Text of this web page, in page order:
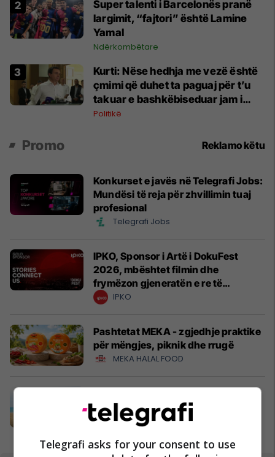
Super talenti i Barcelonës pranë
largimit, “fajtori” është Lamine
Yamal
Ndërkombëtare
Kurti: Nëse hedhja me vezë është
çmimi që duhet ta paguaj për t’u
takuar e bashkëbiseduar jam i
lumtur ta bëj këtë
Politikë
Promo Reklamo këtu
Konkurset e javës në Telegrafi Jobs:
Mundësi të reja për zhvillimin tuaj
profesional
Telegrafi Jobs
IPKO, Sponsor i Artë i DokuFest
2026, mbështet filmin dhe
frymëzon gjeneratën e re të
krijuesve
IPKO
Pashtetat MEKA - zgjedhje praktike
për mëngjes, piknik dhe rrugë
MEKA HALAL FOOD
mund t’ju sjellin një banesë
Banka Ekonomike
Telegrafi asks for your consent to use